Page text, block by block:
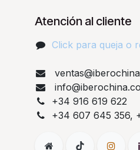
Atención al cliente
Click para queja o
+34 916 619 622
+34 607 645 356,